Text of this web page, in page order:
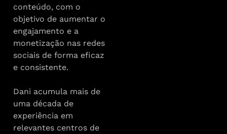
conteúdo, com o
objetivo de aumentar o
engajamento e a
monetização nas redes
sociais de forma eficaz
e consistente.
Dani acumula mais de
uma década de
experiência em
relevantes centros de